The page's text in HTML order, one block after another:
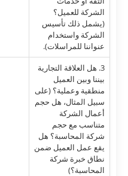
الشركة للعميل؟
(يشمل ذلك تأسيس
الشركة واستخدام
عنواننا للمراسلات).
3. هل العلاقة التجارية
بيننا وبين العميل
منطقية وعملية؟ (على
سبيل المثال، هل حجم
أعمال الشركة
متناسب مع حجم
شركة المحاسبة؟ هل
يقع عمل العميل ضمن
نطاق خبرة شركة
المحاسبة؟)